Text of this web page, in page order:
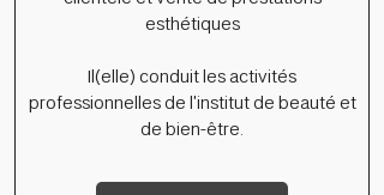
esthétiques
Il(elle) conduit les activités
professionnelles de l'institut de beauté et
de bien-être.